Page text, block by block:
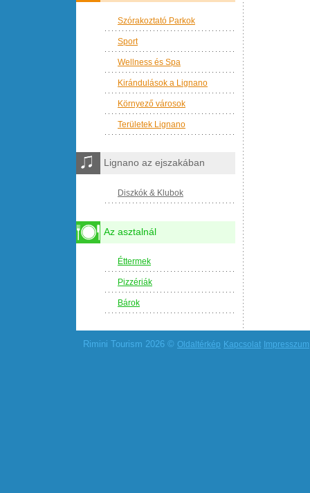
Szórakoztató Parkok
Sport
Wellness és Spa
Kirándulások a Lignano
Környező városok
Területek Lignano
Lignano az ejszakában
Diszkók & Klubok
Az asztalnál
Éttermek
Pizzériák
Bárok
Rimini Tourism 2026 © Oldaltérkép Kapcsolat Impresszum